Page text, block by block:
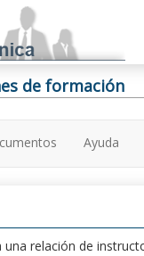
de formación
Ayuda
relación de